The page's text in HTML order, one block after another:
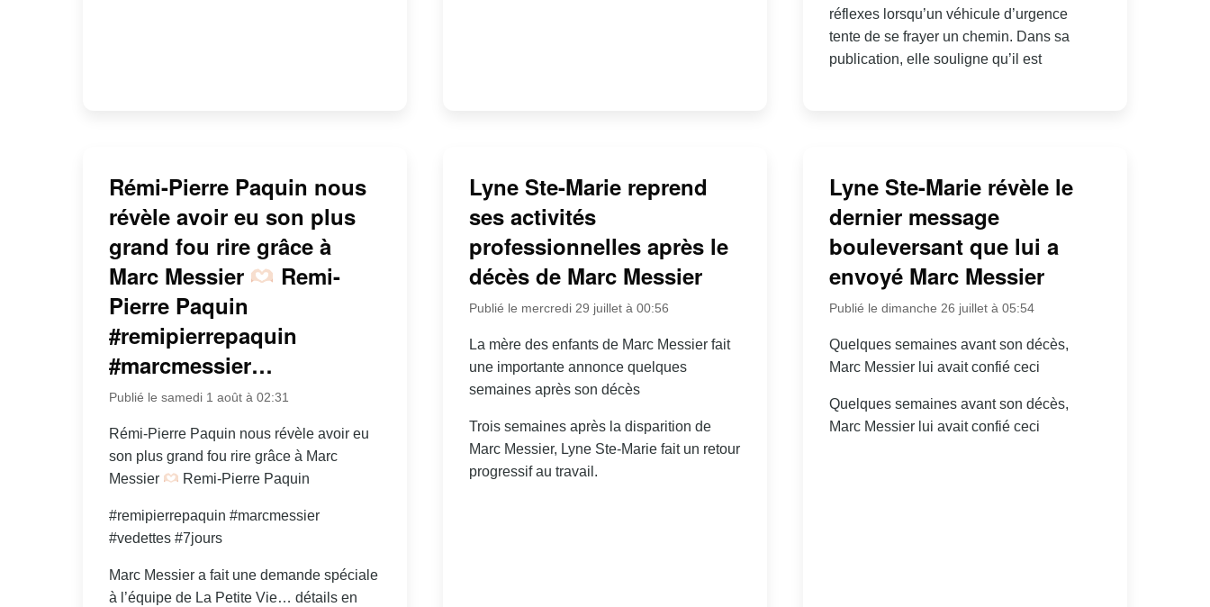
réflexes lorsqu’un véhicule d’urgence
tente de se frayer un chemin. Dans sa
publication, elle souligne qu’il est
Rémi-Pierre Paquin nous
révèle avoir eu son plus
grand fou rire grâce à
Marc Messier
Remi-
Pierre Paquin
#remipierrepaquin
#marcmessier…
Publié le samedi 1 août à 02:31
Rémi-Pierre Paquin nous révèle avoir eu
son plus grand fou rire grâce à Marc
Messier
Remi-Pierre Paquin
#remipierrepaquin #marcmessier
#vedettes #7jours
Marc Messier a fait une demande spéciale
à l’équipe de La Petite Vie… détails en
Lyne Ste-Marie reprend
ses activités
professionnelles après le
décès de Marc Messier
Publié le mercredi 29 juillet à 00:56
La mère des enfants de Marc Messier fait
une importante annonce quelques
semaines après son décès
Trois semaines après la disparition de
Marc Messier, Lyne Ste-Marie fait un retour
progressif au travail.
Lyne Ste-Marie révèle le
dernier message
bouleversant que lui a
envoyé Marc Messier
Publié le dimanche 26 juillet à 05:54
Quelques semaines avant son décès,
Marc Messier lui avait confié ceci
Quelques semaines avant son décès,
Marc Messier lui avait confié ceci